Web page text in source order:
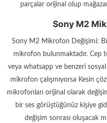
parçalar orijinal olup
Sony M2
Sony M2 Mikrofon Değişimi:
mikrofon bulunmaktadır. Cep
veya whatsapp ve benzeri
mikrofon çalışmıyorsa Kesin
mikrofonları orijinal olarak
bir ses görüştüğünüz kişiye
değişim sonrası oluşacak